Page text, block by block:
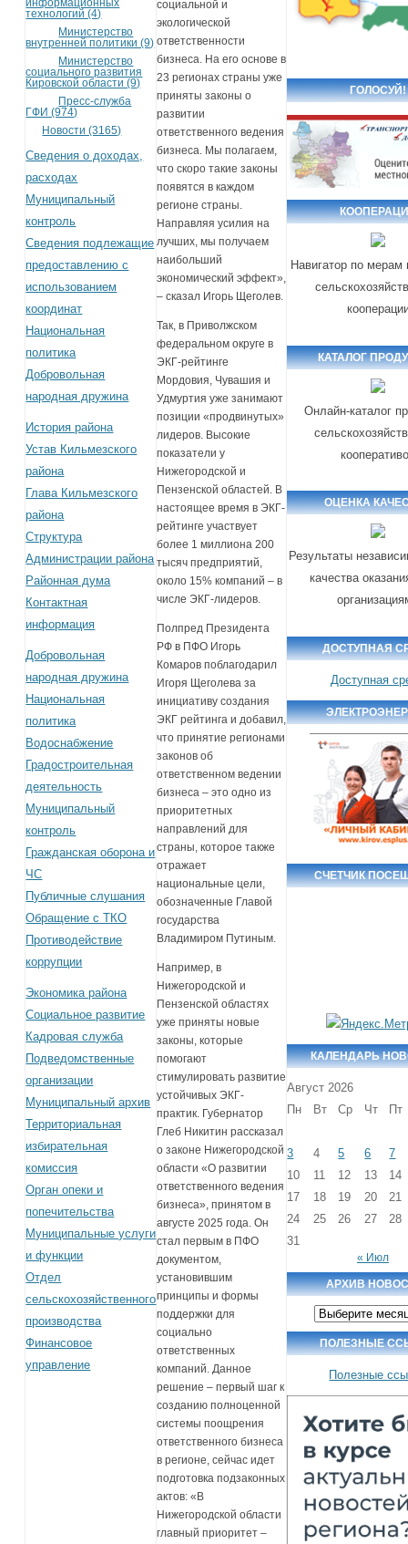
технологий (4)
Министерство
внутренней политики (9)
Министерство
социального развития
Кировской области (9)
Пресс-служба
ГФИ (974)
Новости (3165)
Сведения о доходах,
расходах
Муниципальный
контроль
Сведения подлежащие
предоставлению с
использованием
координат
Национальная
политика
Добровольная
народная дружина
История района
Устав Кильмезского
района
Глава Кильмезского
района
Структура
Администрации района
Районная дума
Контактная
информация
Добровольная
народная дружина
Национальная
политика
Водоснабжение
Градостроительная
деятельность
Муниципальный
контроль
Гражданская оборона и
ЧС
Публичные слушания
Обращение с ТКО
Противодействие
коррупции
Экономика района
Социальное развитие
Кадровая служба
Подведомственные
организации
Муниципальный архив
Территориальная
избирательная
комиссия
Орган опеки и
попечительства
Муниципальные услуги
и функции
Отдел
сельскохозяйственного
производства
Финансовое
управление
социальной и
экологической
ответственности
бизнеса. На его основе в
23 регионах страны уже
приняты законы о
развитии
ответственного ведения
бизнеса. Мы полагаем,
что скоро такие законы
появятся в каждом
регионе страны.
Направляя усилия на
лучших, мы получаем
наибольший
экономический эффект»,
– сказал Игорь Щеголев.
Так, в Приволжском
федеральном округе в
ЭКГ-рейтинге
Мордовия, Чувашия и
Удмуртия уже занимают
позиции «продвинутых»
лидеров. Высокие
показатели у
Нижегородской и
Пензенской областей. В
настоящее время в ЭКГ-
рейтинге участвует
более 1 миллиона 200
тысяч предприятий,
около 15% компаний– в
числе ЭКГ-лидеров.
Полпред Президента
РФ в ПФО Игорь
Комаров поблагодарил
Игоря Щеголева за
инициативу создания
ЭКГ рейтинга и добавил,
что принятие регионами
законов об
ответственном ведении
бизнеса – это одно из
приоритетных
направлений для
страны, которое также
отражает
национальные цели,
обозначенные Главой
государства
Владимиром Путиным.
Например, в
Нижегородской и
Пензенской областях
уже приняты новые
законы, которые
помогают
стимулировать развитие
устойчивых ЭКГ-
практик. Губернатор
Глеб Никитин рассказал
о законе Нижегородской
области «О развитии
ответственного ведения
бизнеса», принятом в
августе 2025 года. Он
стал первым в ПФО
документом,
установившим
принципы и формы
поддержки для
социально
ответственных
компаний. Данное
решение – первый шаг к
созданию полноценной
системы поощрения
ответственного бизнеса
в регионе, сейчас идет
подготовка подзаконных
актов: «В
Нижегородской области
главный приоритет –
ГОЛОСУЙ!
Навигатор по мерам
КАТАЛОГ
Онлайн-каталог
ОЦЕНКА
Результаты
качества
ДОСТУПНАЯ
Доступная
СЧЕТЧИК
КАЛЕНДАРЬ
Август 2026
Пн
Вт Ср Чт Пт
3 4 5 6
7
10
11 12 13
14
17
18 19 20
21
24
25 26 27
28
31
« Июл
АРХИВ
Архив
новостей
ПОЛЕЗНЫЕ
Полезные